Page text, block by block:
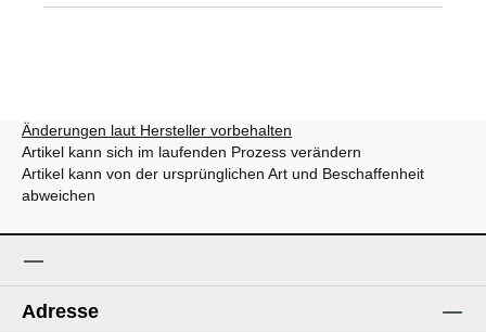
Änderungen laut Hersteller vorbehalten
Artikel kann sich im laufenden Prozess verändern
Artikel kann von der ursprünglichen Art und Beschaffenheit
abweichen
Adresse